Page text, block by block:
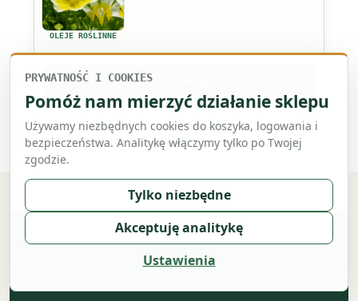
OLEJE ROŚLINNE
Dodaj do koszyka
wiele
wariantów.
Opcje
można
na
stronie
produktu
ZIELONY KLUB LAB
Notatki z naturalnego
laboratorium
PRYWATNOŚĆ I COOKIES
Pomóż nam mierzyć działanie sklepu
Używamy niezbędnych cookies do koszyka, logowania i
bezpieczeństwa. Analitykę włączymy tylko po Twojej
zgodzie.
Tylko niezbędne
Akceptuję analitykę
Ustawienia